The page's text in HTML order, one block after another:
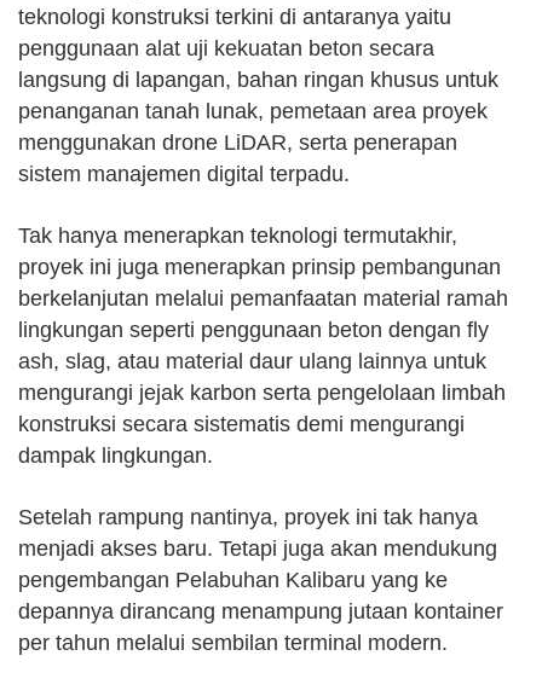
teknologi konstruksi terkini di antaranya yaitu
penggunaan alat uji kekuatan beton secara
langsung di lapangan, bahan ringan khusus untuk
penanganan tanah lunak, pemetaan area proyek
menggunakan drone LiDAR, serta penerapan
sistem manajemen digital terpadu.
Tak hanya menerapkan teknologi termutakhir,
proyek ini juga menerapkan prinsip pembangunan
berkelanjutan melalui pemanfaatan material ramah
lingkungan seperti penggunaan beton dengan fly
ash, slag, atau material daur ulang lainnya untuk
mengurangi jejak karbon serta pengelolaan limbah
konstruksi secara sistematis demi mengurangi
dampak lingkungan.
Setelah rampung nantinya, proyek ini tak hanya
menjadi akses baru. Tetapi juga akan mendukung
pengembangan Pelabuhan Kalibaru yang ke
depannya dirancang menampung jutaan kontainer
per tahun melalui sembilan terminal modern.